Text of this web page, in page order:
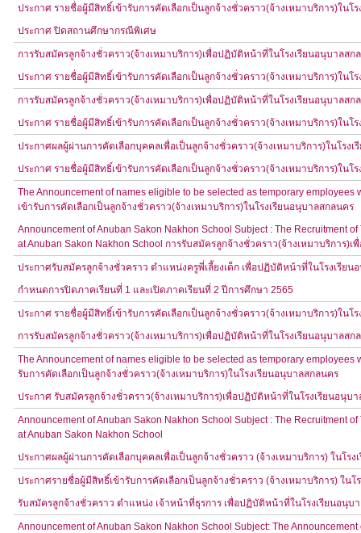
ประกาศ รายชื่อผู้มีสิทธิ์เข้ารับการคัดเลือกเป็นลูกจ้างชั่วคราว(จ้างเหมาบริการ)ในโ
ประกาศ ปิดสถานศึกษากรณีพิเศษ
การรับสมัครลูกจ้างชั่วคราว(จ้างเหมาบริการ)เพื่อปฏิบัติหน้าที่ในโรงเรียนอนุบาลสก
ประกาศ รายชื่อผู้มีสิทธิ์เข้ารับการคัดเลือกเป็นลูกจ้างชั่วคราว(จ้างเหมาบริการ)ในโ
การรับสมัครลูกจ้างชั่วคราว(จ้างเหมาบริการ)เพื่อปฏิบัติหน้าที่ในโรงเรียนอนุบาลสก
ประกาศ รายชื่อผู้มีสิทธิ์เข้ารับการคัดเลือกเป็นลูกจ้างชั่วคราว(จ้างเหมาบริการ)ในโ
ประกาศผลผู้ผ่านการคัดเลือกบุคคลเพื่อเป็นลูกจ้างชั่วคราว(จ้างเหมาบริการ)ในโรง
ประกาศ รายชื่อผู้มีสิทธิ์เข้ารับการคัดเลือกเป็นลูกจ้างชั่วคราว(จ้างเหมาบริการ)ในโ
The Announcement of names eligible to be selected as temporary
เข้ารับการคัดเลือกเป็นลูกจ้างชั่วคราว(จ้างเหมาบริการ)ในโรงเรียนอนุบาลสกลนคร
Announcement of Anuban Sakon Nakhon School Subject : The Recruitment
at Anuban Sakon Nakhon School การรับสมัครลูกจ้างชั่วคราว(จ้างเหมาบริการ)
ประกาศรับสมัครลูกจ้างชั่วคราว ตำแหน่งครูพี่เลี้ยงเด็ก เพื่อปฏิบัติหน้าที่ในโรงเรียน
กำหนดการปิดภาคเรียนที่ 1 และเปิดภาคเรียนที่ 2 ปีการศึกษา 2565
ประกาศ รายชื่อผู้มีสิทธิ์เข้ารับการคัดเลือกเป็นลูกจ้างชั่วคราว(จ้างเหมาบริการ)ในโ
การรับสมัครลูกจ้างชั่วคราว(จ้างเหมาบริการ)เพื่อปฏิบัติหน้าที่ในโรงเรียนอนุบาลสก
The Announcement of names eligible to be selected as temporary
รับการคัดเลือกเป็นลูกจ้างชั่วคราว(จ้างเหมาบริการ)ในโรงเรียนอนุบาลสกลนคร
ประกาศ รับสมัครลูกจ้างชั่วคราว(จ้างเหมาบริการ)เพื่อปฏิบัติหน้าที่ในโรงเรียนอนุบ
Announcement of Anuban Sakon Nakhon School Subject : The Recruitment
at Anuban Sakon Nakhon School
ประกาศผลผู้ผ่านการคัดเลือกบุคคลเพื่อเป็นลูกจ้างชั่วคราว (จ้างเหมาบริการ) ในโร
ประกาศรายชื่อผู้มีสิทธิ์เข้ารับการคัดเลือกเป็นลูกจ้างชั่วคราว (จ้างเหมาบริการ) ในโ
รับสมัครลูกจ้างชั่วคราว ตำแหน่ง เจ้าหน้าที่ธุรการ เพื่อปฏิบัติหน้าที่ในโรงเรียนอนุบ
Announcement of Anuban Sakon Nakhon School Subject: The